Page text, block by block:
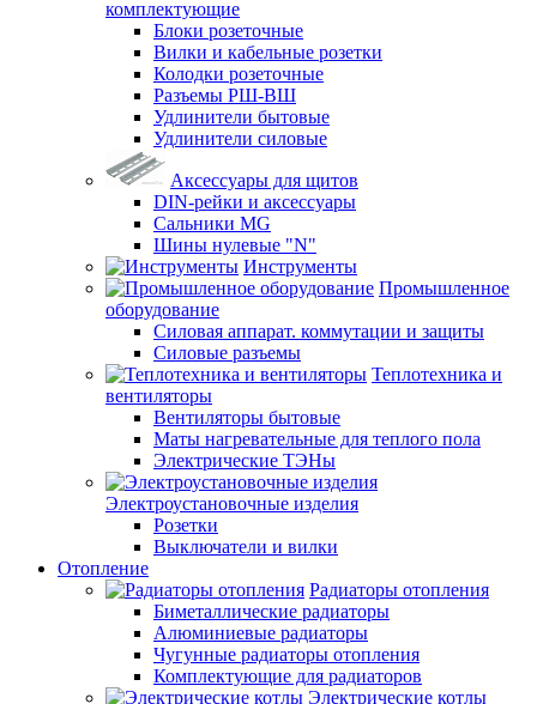
комплектующие
Блоки розеточные
Вилки и кабельные розетки
Колодки розеточные
Разъемы РШ-ВШ
Удлинители бытовые
Удлинители силовые
Аксессуары для щитов
DIN-рейки и аксессуары
Сальники MG
Шины нулевые "N"
Инструменты
Промышленное
оборудование
Силовая аппарат. коммутации и защиты
Силовые разъемы
Теплотехника и
вентиляторы
Вентиляторы бытовые
Маты нагревательные для теплого пола
Электрические ТЭНы
Электроустановочные изделия
Розетки
Выключатели и вилки
Отопление
Радиаторы отопления
Биметаллические радиаторы
Алюминиевые радиаторы
Чугунные радиаторы отопления
Комплектующие для радиаторов
Электрические котлы